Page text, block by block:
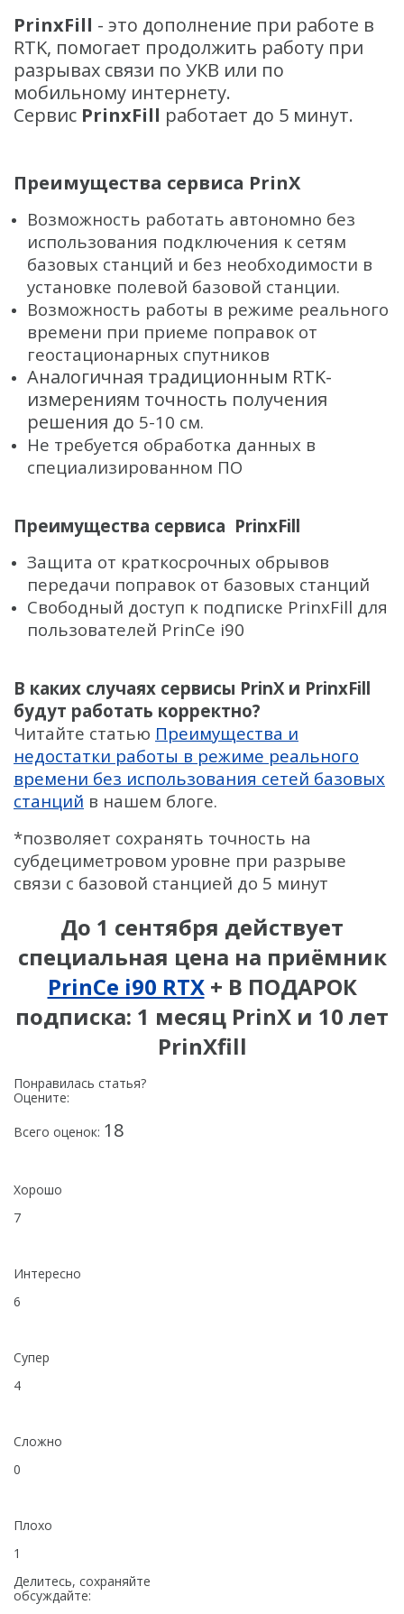
PrinxFill - это дополнение при работе в
RTK, помогает продолжить работу при
разрывах связи по УКВ или по
мобильному интернету.
Сервис PrinxFill работает до 5 минут.
Преимущества сервиса PrinX
Возможность работать автономно без
использования подключения к сетям
базовых станций и без необходимости в
установке полевой базовой станции.
Возможность работы в режиме реального
времени при приеме поправок от
геостационарных спутников
Аналогичная традиционным RTK-
измерениям точность получения
решения до 5-10 см.
Не требуется обработка данных в
специализированном ПО
Преимущества сервиса PrinxFill
Защита от краткосрочных обрывов
передачи поправок от базовых станций
Свободный доступ к подписке PrinxFill для
пользователей PrinCe i90
В каких случаях сервисы PrinX и PrinxFill
будут работать корректно?
Читайте статью Преимущества и
недостатки работы в режиме реального
времени без использования сетей базовых
станций в нашем блоге.
*позволяет сохранять точность на
субдециметровом уровне при разрыве
связи с базовой станцией до 5 минут
До 1 сентября действует
специальная цена на приёмник
PrinCe i90 RTX+ В ПОДАРОК
подписка: 1 месяц PrinX и 10 лет
PrinXfill
Понравилась статья?
Оцените:
Всего оценок: 18
Хорошо
7
Интересно
6
Супер
4
Сложно
0
Плохо
1
Делитесь, сохраняйте
обсуждайте: